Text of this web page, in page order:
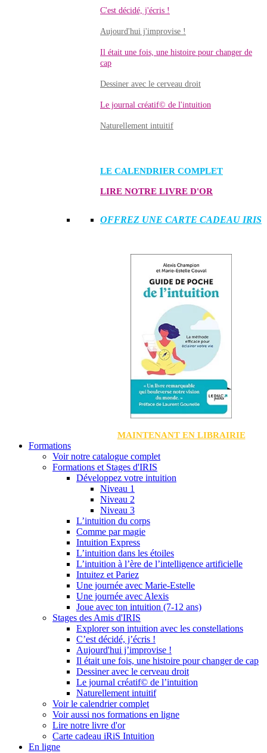
C'est décidé, j'écris !
Aujourd'hui j'improvise !
Il était une fois, une histoire pour changer de
cap
Dessiner avec le cerveau droit
Le journal créatif© de l'intuition
Naturellement intuitif
LE CALENDRIER COMPLET
LIRE NOTRE LIVRE D'OR
OFFREZ UNE CARTE CADEAU IRIS
MAINTENANT EN LIBRAIRIE
Formations
Voir notre catalogue complet
Formations et Stages d'IRIS
Développez votre intuition
Niveau 1
Niveau 2
Niveau 3
L’intuition du corps
Comme par magie
Intuition Express
L’intuition dans les étoiles
L’intuition à l’ère de l’intelligence artificielle
Intuitez et Pariez
Une journée avec Marie-Estelle
Une journée avec Alexis
Joue avec ton intuition (7-12 ans)
Stages des Amis d'IRIS
Explorer son intuition avec les constellations
C’est décidé, j’écris !
Aujourd'hui j’improvise !
Il était une fois, une histoire pour changer de cap
Dessiner avec le cerveau droit
Le journal créatif© de l’intuition
Naturellement intuitif
Voir le calendrier complet
Voir aussi nos formations en ligne
Lire notre livre d'or
Carte cadeau iRiS Intuition
En ligne